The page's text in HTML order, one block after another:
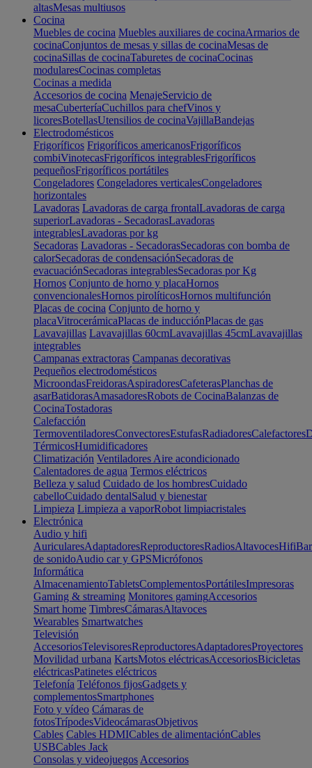
altasMesas multiusos
Cocina
Muebles de cocina Muebles auxiliares de cocinaArmarios de
cocinaConjuntos de mesas y sillas de cocinaMesas de
cocinaSillas de cocinaTaburetes de cocinaCocinas
modularesCocinas completas
Cocinas a medida
Accesorios de cocina MenajeServicio de
mesaCuberteríaCuchillos para chefVinos y
licoresBotellasUtensilios de cocinaVajillaBandejas
Electrodomésticos
Frigoríficos Frigoríficos americanosFrigoríficos
combiVinotecasFrigoríficos integrablesFrigoríficos
pequeñosFrigoríficos portátiles
Congeladores Congeladores verticalesCongeladores
horizontales
Lavadoras Lavadoras de carga frontalLavadoras de carga
superiorLavadoras - SecadorasLavadoras
integrablesLavadoras por kg
Secadoras Lavadoras - SecadorasSecadoras con bomba de
calorSecadoras de condensaciónSecadoras de
evacuaciónSecadoras integrablesSecadoras por Kg
Hornos Conjunto de horno y placaHornos
convencionalesHornos pirolíticosHornos multifunción
Placas de cocina Conjunto de horno y
placaVitrocerámicaPlacas de inducciónPlacas de gas
Lavavajillas Lavavajillas 60cmLavavajillas 45cmLavavajillas
integrables
Campanas extractoras Campanas decorativas
Pequeños electrodomésticos
MicroondasFreidorasAspiradoresCafeterasPlanchas de
asarBatidorasAmasadoresRobots de CocinaBalanzas de
CocinaTostadoras
Calefacción
TermoventiladoresConvectoresEstufasRadiadoresCalefactores
TérmicosHumidificadores
Climatización Ventiladores Aire acondicionado
Calentadores de agua Termos eléctricos
Belleza y salud Cuidado de los hombresCuidado
cabelloCuidado dentalSalud y bienestar
Limpieza Limpieza a vaporRobot limpiacristales
Electrónica
Audio y hifi
AuricularesAdaptadoresReproductoresRadiosAltavocesHifi
de sonidoAudio car y GPSMicrófonos
Informática
AlmacenamientoTabletsComplementosPortátilesImpresoras
Gaming & streaming Monitores gamingAccesorios
Smart home TimbresCámarasAltavoces
Wearables Smartwatches
Televisión
AccesoriosTelevisoresReproductoresAdaptadoresProyectores
Movilidad urbana KartsMotos eléctricasAccesoriosBicicletas
eléctricasPatinetes eléctricos
Telefonía Teléfonos fijosGadgets y
complementosSmartphones
Foto y vídeo Cámaras de
fotosTrípodesVideocámarasObjetivos
Cables Cables HDMICables de alimentaciónCables
USBCables Jack
Consolas y videojuegos Accesorios